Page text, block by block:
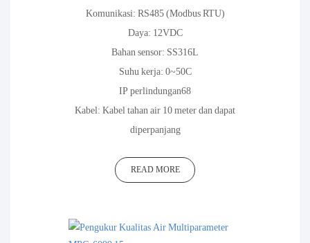
Komunikasi: RS485 (Modbus RTU)
Daya: 12VDC
Bahan sensor: SS316L
Suhu kerja: 0~50C
IP perlindungan68
Kabel: Kabel tahan air 10 meter dan dapat
diperpanjang
READ MORE